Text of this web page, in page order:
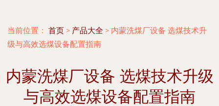
当前位置： 首页 > 产品大全 > 内蒙洗煤厂设备 选煤技术升
级与高效选煤设备配置指南
内蒙洗煤厂设备 选煤技术升级
与高效选煤设备配置指南